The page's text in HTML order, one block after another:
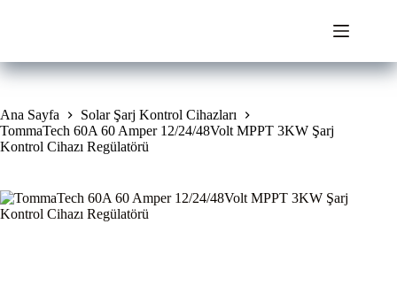
Ana Sayfa
Solar Şarj Kontrol Cihazları
TommaTech 60A 60 Amper 12/24/48Volt MPPT 3KW Şarj
Kontrol Cihazı Regülatörü